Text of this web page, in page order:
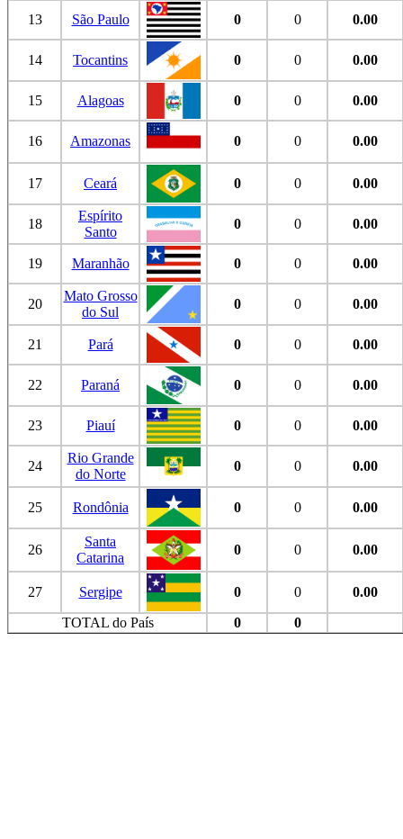
13 São Paulo 0 0 0.00
14 Tocantins 0 0 0.00
15 Alagoas 0 0 0.00
16 Amazonas 0 0 0.00
17 Ceará 0 0 0.00
18
Espírito
Santo
0 0 0.00
19 Maranhão 0 0 0.00
20
Mato Grosso
do Sul
0 0 0.00
21 Pará 0 0 0.00
22 Paraná 0 0 0.00
23 Piauí 0 0 0.00
24
Rio Grande
do Norte
0 0 0.00
25 Rondônia 0 0 0.00
26
Santa
Catarina
0 0 0.00
27 Sergipe 0 0
0.00
TOTAL do País
0 0